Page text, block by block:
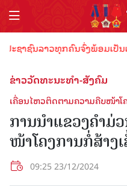
າຊົນລາວທຸກຄົນຈົ່ງພ້ອມເປັນເ
ຂ່າວວັດທະນະທຳ-ສັງຄົມ
ເຄື່ອນໄຫວຕິດຕາມຄວາມຄືບໜ້າໂ
ການນໍາແຂວງຄຳມ່
ໜ້າໂຄງການກໍ່ສ້າງ
09:25 23/12/2024